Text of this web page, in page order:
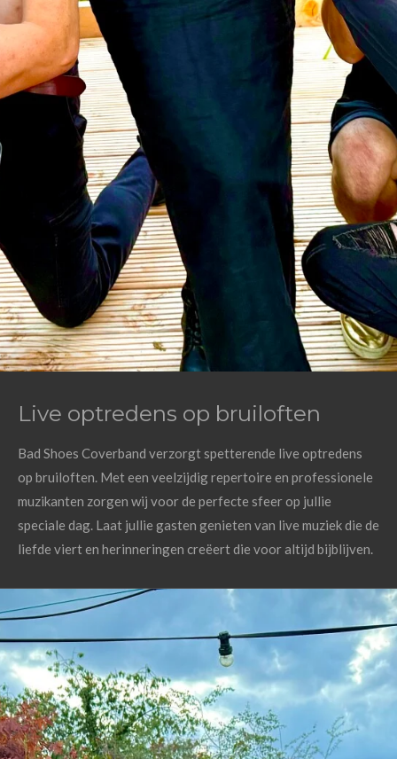
Live optredens op bruiloften
Bad Shoes Coverband verzorgt spetterende live optredens
op bruiloften. Met een veelzijdig repertoire en professionele
muzikanten zorgen wij voor de perfecte sfeer op jullie
speciale dag. Laat jullie gasten genieten van live muziek die de
liefde viert en herinneringen creëert die voor altijd bijblijven.